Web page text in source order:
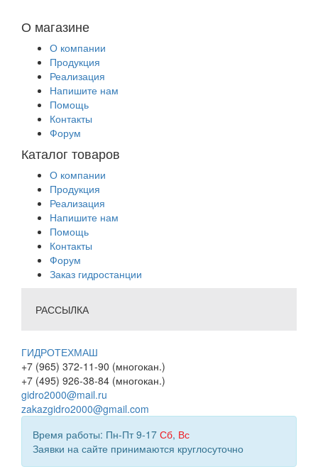
О магазине
О компании
Продукция
Реализация
Напишите нам
Помощь
Контакты
Форум
Каталог товаров
О компании
Продукция
Реализация
Напишите нам
Помощь
Контакты
Форум
Заказ гидростанции
РАССЫЛКА
ГИДРОТЕХМАШ
+7 (965) 372-11-90 (многокан.)
+7 (495) 926-38-84 (многокан.)
gidro2000@mail.ru
zakazgidro2000@gmail.com
Время работы: Пн-Пт 9-17 Сб, Вс
Заявки на сайте принимаются круглосуточно